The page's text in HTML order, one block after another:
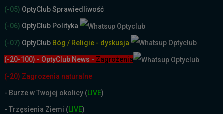
(-05) OptyClub Sprawiedliwość
(-06) OptyClub Polityka
(-07) OptyClub Bóg / Religie - dyskusja
(-20-100) - OptyClub News - Zagrożenia
(-20) Zagrożenia naturalne
- Burze w Twojej okolicy (LIVE)
- Trzęsienia Ziemi (LIVE)